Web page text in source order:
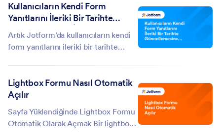
çalışır hale nasıl getirildiğini
anlamamız için, göz önünde
Kullanıcıların Kendi Form
Yanıtlarını İleriki Bir Tarihte
Güncellemesine İzin Verme
Artık Jotform’da kullanıcıların kendi
form yanıtlarını ileriki bir tarihte
otomatik yanıtlayıcı e-posta yaratın.
(Yeni formlarda otomatik
Lightbox Formu Nasıl Otomatik
Açılır
Sayfa Yüklendiğinde Lightbox Formu
Otomatik Olarak Açmak Bir lightbox